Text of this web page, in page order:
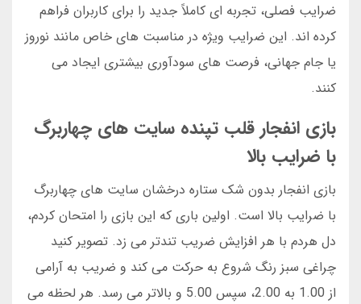
ضرایب فصلی، تجربه ای کاملاً جدید را برای کاربران فراهم
کرده اند. این ضرایب ویژه در مناسبت های خاص مانند نوروز
یا جام جهانی، فرصت های سودآوری بیشتری ایجاد می
کنند.
بازی انفجار قلب تپنده سایت های چهاربرگ
با ضرایب بالا
بازی انفجار بدون شک ستاره درخشان سایت های چهاربرگ
با ضرایب بالا است. اولین باری که این بازی را امتحان کردم،
دل هردم با هر افزایش ضریب تندتر می زد. تصویر کنید
چراغی سبز رنگ شروع به حرکت می کند و ضریب به آرامی
از 1.00 به 2.00، سپس 5.00 و بالاتر می رسد. هر لحظه می